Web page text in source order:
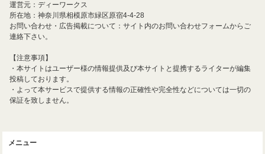
運営元：ディーワークス
所在地：神奈川県相模原市緑区原宿4-4-28
お問い合わせ・広告掲載について：サイト内のお問い合わせフォームからご
連絡下さい。
【注意事項】
・本サイトはユーザー様の情報提供及び本サイトと提携するライターが編集
投稿しております。
・よって本サービスで提供する情報の正確性や完全性などについては一切の
保証を致しません。
メニュー